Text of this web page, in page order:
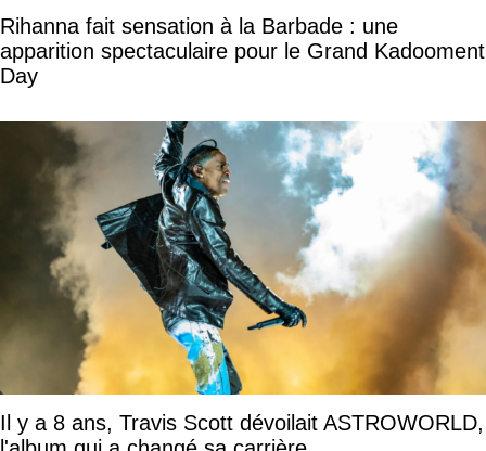
Rihanna fait sensation à la Barbade : une
apparition spectaculaire pour le Grand Kadooment
Day
Il y a 8 ans, Travis Scott dévoilait ASTROWORLD,